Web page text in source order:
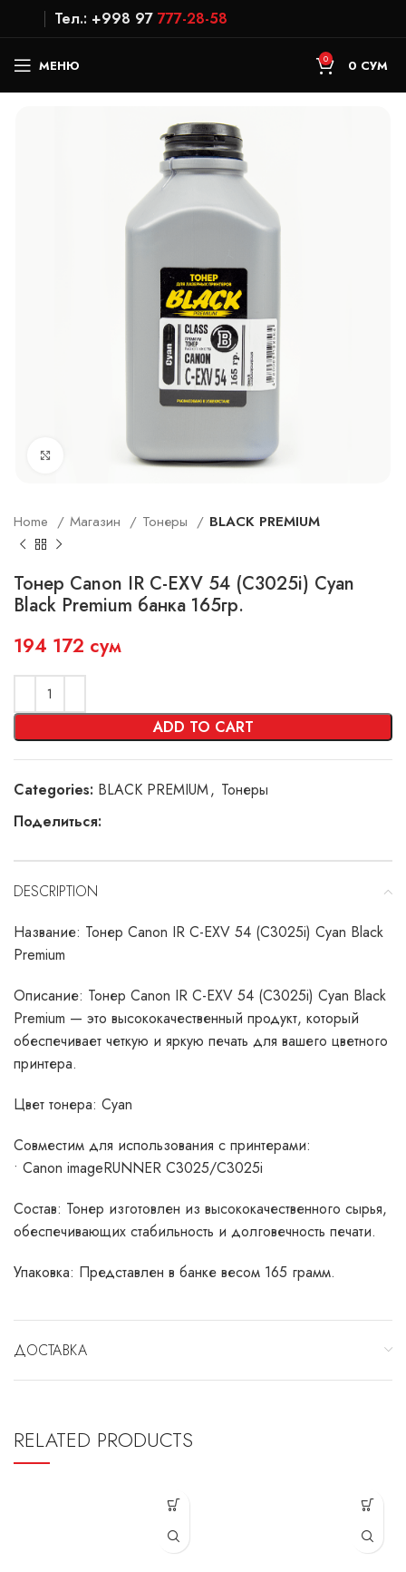
Тел.: +998 97 777-28-58
МЕНЮ 0 0 СУМ
Home Магазин Тонеры BLACK PREMIUM
Тонер Canon IR C-EXV 54 (C3025i) Cyan
Black Premium банка 165гр.
194 172 сум
ADD TO CART
Categories: BLACK PREMIUM, Тонеры
Поделиться:
DESCRIPTION
Название: Тонер Canon IR C-EXV 54 (C3025i) Cyan Black
Premium
Описание: Тонер Canon IR C-EXV 54 (C3025i) Cyan Black
Premium — это высококачественный продукт, который
обеспечивает четкую и яркую печать для вашего цветного
принтера.
Цвет тонера: Cyan
Совместим для использования с принтерами:
• Canon imageRUNNER C3025/C3025i
Состав: Тонер изготовлен из высококачественного сырья,
обеспечивающих стабильность и долговечность печати.
Упаковка: Представлен в банке весом 165 грамм.
ДОСТАВКА
RELATED PRODUCTS